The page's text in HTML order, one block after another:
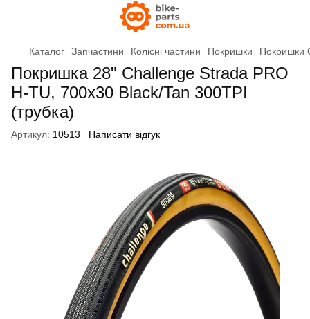
Каталог Запчастини Колісні частини Покришки Покришки
Покришка 28" Challenge Strada PRO
H-TU, 700x30 Black/Tan 300TPI
(трубка)
Артикул: 10513 Написати відгук